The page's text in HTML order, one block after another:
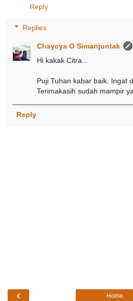
Reply
Replies
Chaycya O Simanjuntak
Hi kakak Citra...
Puji Tuhan kabar baik. Ingat
Terimakasih sudah mampir
Reply
‹ Home